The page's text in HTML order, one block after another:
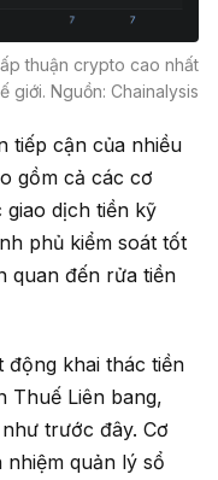
thuận crypto cao nhất
giới. Nguồn: Chainalysis
tiếp cận của nhiều
gồm cả các cơ
dịch tiền kỹ
phủ kiểm soát tốt
quan đến rửa tiền
động khai thác tiền
Thuế Liên bang,
trước đây. Cơ
quản lý sổ